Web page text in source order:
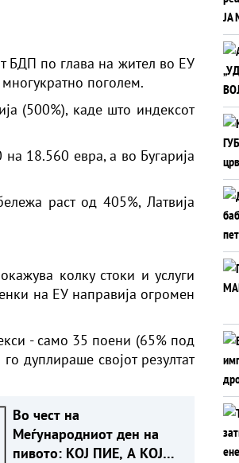
БДП по глава на жител во ЕУ
поголем.
(500%), каде што индексот
18.560 евра, а во Бугарија
раст од 405%, Латвија
колку стоки и услуги
на ЕУ направија огромен
- само 35 поени (65% под
дуплираше својот резултат
Во чест на
Меѓународниот ден на
пивото: КОЈ ПИЕ, А КОЈ